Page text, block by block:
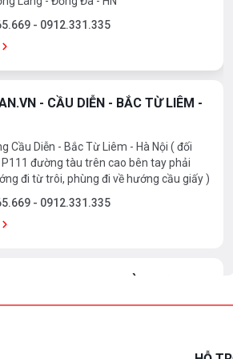
- 0912.331.335
- CẦU DIỄN - BẮC TỪ LIÊM -
Cầu Diễn - Bắc Từ Liêm - Hà Nội ( đối
đường tàu trên cao bên tay phải
đi từ trôi, phùng đi về hướng cầu giấy )
- 0912.331.335
- ĐẠI LA - HAI BÀ TRƯNG -